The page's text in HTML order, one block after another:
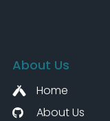
About Us
Home
About Us